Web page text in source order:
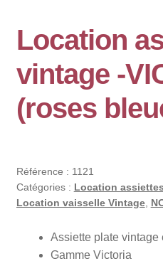
Location
vintage -
(roses
Référence : 1121
Catégories : Location assiettes
Location vaisselle Vintage,
Assiette plate vintage
Gamme Victoria